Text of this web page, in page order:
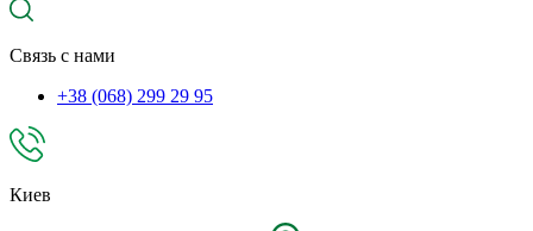
Связь с нами
+38 (068) 299 29 95
Киев